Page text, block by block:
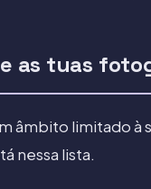
as tuas
âmbito limitado à
nessa lista.